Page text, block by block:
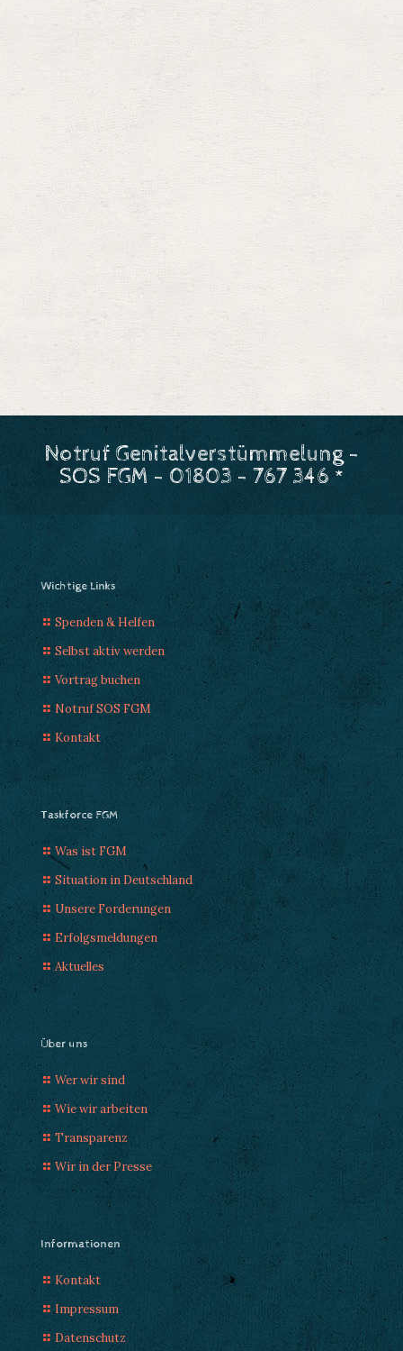
Notruf Genitalverstümmelung -
SOS FGM - 01803 - 767 346 *
Wichtige Links
Spenden & Helfen
Selbst aktiv werden
Vortrag buchen
Notruf SOS FGM
Kontakt
Taskforce FGM
Was ist FGM
Situation in Deutschland
Unsere Forderungen
Erfolgsmeldungen
Aktuelles
Über uns
Wer wir sind
Wie wir arbeiten
Transparenz
Wir in der Presse
Informationen
Kontakt
Impressum
Datenschutz